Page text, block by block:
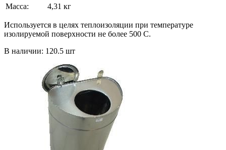
Масса:
4,31 кг
Используется в целях теплоизоляции при температуре
изолируемой поверхности не более 500 С.
В наличии: 120.5 шт